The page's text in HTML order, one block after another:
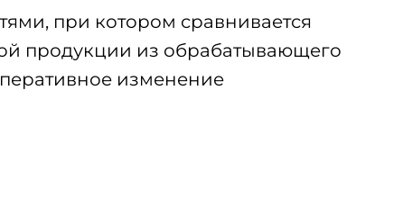
при котором сравнивается
продукции из обрабатывающего
изменение